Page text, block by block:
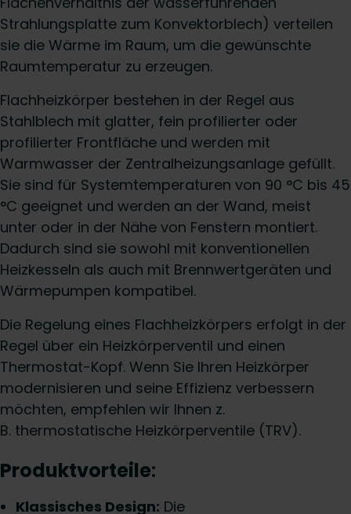
Strahlungsplatte zum Konvektorblech) verteilen
sie die Wärme im Raum, um die gewünschte
Raumtemperatur zu erzeugen.
Flachheizkörper bestehen in der Regel aus
Stahlblech mit glatter, fein profilierter oder
profilierter Frontfläche und werden mit
Warmwasser der Zentralheizungsanlage gefüllt.
Sie sind für Systemtemperaturen von 90 °C bis 45
°C geeignet und werden an der Wand, meist
unter oder in der Nähe von Fenstern montiert.
Dadurch sind sie sowohl mit konventionellen
Heizkesseln als auch mit Brennwertgeräten und
Wärmepumpen kompatibel.
Die Regelung eines Flachheizkörpers erfolgt in der
Regel über ein Heizkörperventil und einen
Thermostat-Kopf. Wenn Sie Ihren Heizkörper
modernisieren und seine Effizienz verbessern
möchten, empfehlen wir Ihnen z.
B. thermostatische Heizkörperventile (TRV).
Produktvorteile:
Klassisches Design: Die